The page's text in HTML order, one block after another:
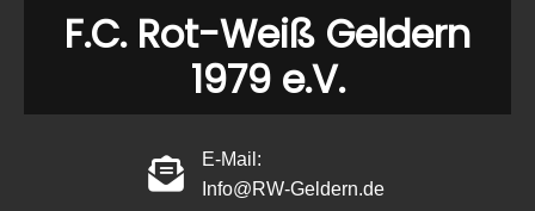
F.C. Rot-Weiß Geldern
1979 e.V.
E-Mail:
Info@RW-Geldern.de